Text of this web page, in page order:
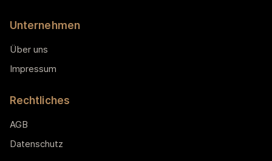
Unternehmen
Über uns
Impressum
Rechtliches
AGB
Datenschutz